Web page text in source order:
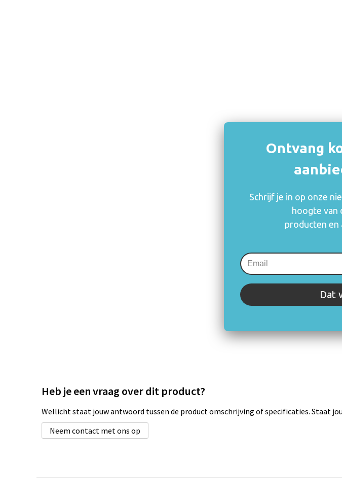
Heb je een vraag over dit product?
Wellicht staat jouw antwoord tussen de product omschrijving of specificaties. Staat
Neem contact met ons op
Ontvang
Schrijf je in op onze
hoogte van
producten en
Dat